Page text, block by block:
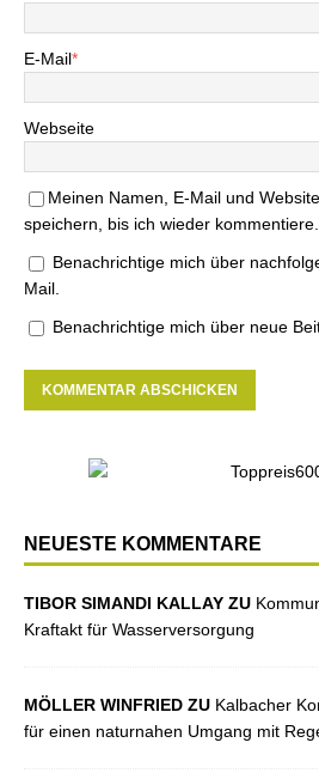
E-Mail*
Webseite
Meinen Namen, E-Mail und
speichern, bis ich wieder kommentiere.
Benachrichtige mich über
Mail.
Benachrichtige mich über neue
NEUESTE KOMMENTARE
TIBOR SIMANDI KALLAY ZU
Kraftakt für Wasserversorgung
MÖLLER WINFRIED ZU Kalbacher
für einen naturnahen Umgang mit